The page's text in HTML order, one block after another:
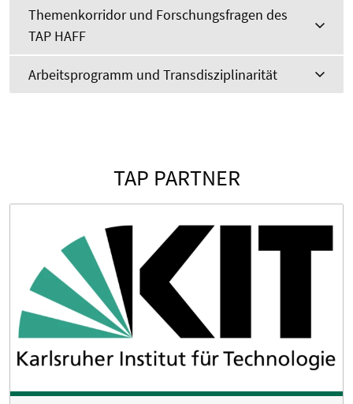
Themenkorridor und Forschungsfragen des
TAP HAFF
Arbeitsprogramm und Transdisziplinarität
TAP PARTNER